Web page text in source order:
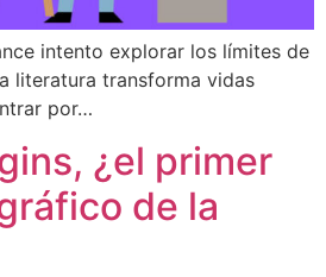
intento explorar los límites de
literatura transforma vidas
por…
¿el primer
de la